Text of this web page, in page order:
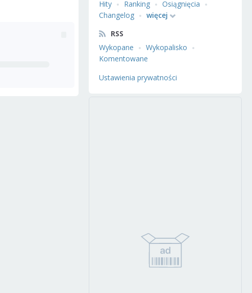
Hity
Ranking
Osiągnięcia
Changelog
więcej
RSS
Wykopane
Wykopalisko
Komentowane
Ustawienia prywatności